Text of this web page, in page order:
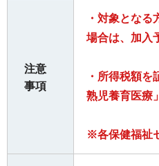
注意
事項
・対象とな
場合は、加入
・所得税額
熟児養育医療
※各保健福祉